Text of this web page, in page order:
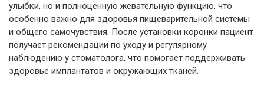
улыбки, но и полноценную жевательную функцию, что
особенно важно для здоровья пищеварительной системы
и общего самочувствия. После установки коронки пациент
получает рекомендации по уходу и регулярному
наблюдению у стоматолога, что помогает поддерживать
здоровье имплантатов и окружающих тканей.